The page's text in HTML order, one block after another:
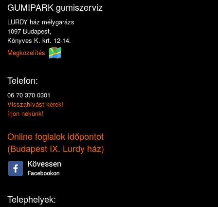
GUMIPARK gumiszerviz
LURDY ház mélygarázs
1097 Budapest,
Könyves K. krt. 12-14.
Megközelítés
Telefon:
06 70 370 0301
Visszahívást kérek!
írjon nekünk!
Online foglalok időpontot
(Budapest IX. Lurdy ház)
Telephelyek: